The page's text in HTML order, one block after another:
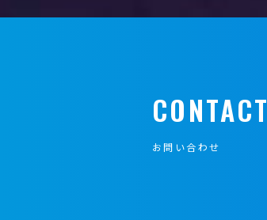
CONTACT
お問い合わせ